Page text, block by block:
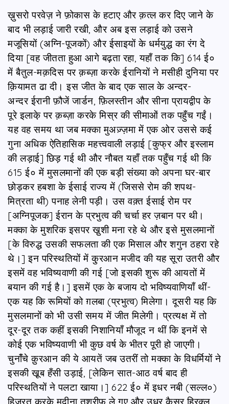
ख़ुसरो परवेज़ ने फ़ोकास के हटाए और क़त्ल कर दिए जाने के
बाद भी लड़ाई जारी रखी, और अब इस लड़ाई को उसने
मजूसियों (अग्नि-पूजकों) और ईसाइयों के धर्मयुद्ध का रंग दे
दिया [वह जीतता हुआ आगे बढ़ता रहा, यहाँ तक कि] 614 ई०
में बैतुल-मक़दिस पर क़ब्ज़ा करके ईरानियों ने मसीही दुनिया पर
क़ियामत ढा दी। इस जीत के बाद एक साल के अन्दर-
अन्दर ईरानी फ़ौजें जार्डन, फ़िलस्तीन और सीना प्रायद्वीप के
पूरे इलाके़ पर क़ब्ज़ा करके मिस्र की सीमाओं तक पहुँच गईं।
यह वह समय था जब मक्का मुअज़्ज़मा में एक ओर उससे कई
गुना अधिक ऐतिहासिक महत्त्ववाली लड़ाई [कुफ्र और इस्लाम
की लड़ाई] छिड़ गई थी और नौबत यहाँ तक पहुँच गई थी कि
615 ई० में मुसलमानों की एक बड़ी संख्या को अपना घर-बार
छोड़कर हबशा के ईसाई राज्य में (जिससे रोम की शपथ-
मित्रता थी) पनाह लेनी पड़ी। उस वक़्त ईसाई रोम पर
[अग्निपूजक] ईरान के प्रभुत्व की चर्चा हर ज़बान पर थी।
मक्का के मुशरिक इसपर खु़शी मना रहे थे और इसे मुसलमानों
[के विरुद्ध उसकी सफलता की एक मिसाल और शगुन ठहरा रहे
थे।] इन परिस्थतियों में कु़रआन मजीद की यह सूरा उतरी और
इसमें वह भविष्यवाणी की गई [जो इसकी शुरू की आयतों में
बयान की गई है।] इसमें एक के बजाय दो भविष्यवाणियाँ थीं-
एक यह कि रूमियों को ग़लबा (प्रभुत्व) मिलेगा। दूसरी यह कि
मुसलमानों को भी उसी समय में जीत मिलेगी। प्रत्यक्ष में तो
दूर-दूर तक कहीं इसकी निशानियाँ मौजूद न थीं कि इनमें से
कोई एक भविष्यवाणी भी कुछ वर्ष के भीतर पूरी हो जाएगी।
चुनांँचे क़ुरआन की ये आयतें जब उतरीं तो मक्का के विधर्मियों ने
इसकी खू़ब हँसी उड़ाई, [लेकिन सात-आठ वर्ष बाद ही
परिस्थतियों ने पलटा खाया।] 622 ई० में इधर नबी (सल्ल०)
हिजरत करके मदीना तशरीफ़ ले गए और उधर कै़सर हिरक़्ल